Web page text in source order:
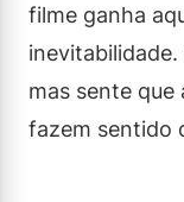
filme ganha
mas sente que
fazem sentido